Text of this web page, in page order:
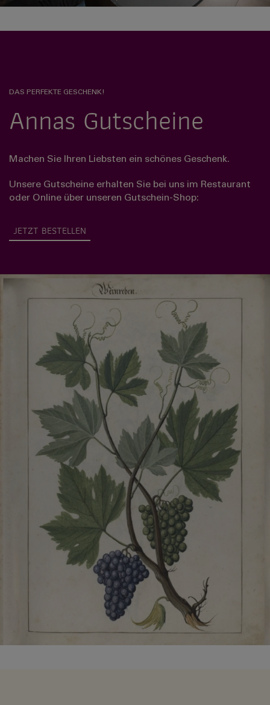
DAS PERFEKTE GESCHENK!
Annas Gutscheine
Machen Sie Ihren Liebsten ein schönes Geschenk.
Unsere Gutscheine erhalten Sie bei uns im Restaurant
oder Online über unseren Gutschein-Shop:
JETZT BESTELLEN